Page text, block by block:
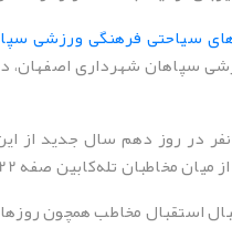
سیاحتی فرهنگی ورزشی
122 نفر از آنها مراجعان کوهنورد بوده‌اند.
مخاطب همچون روزهای گذشته در رده